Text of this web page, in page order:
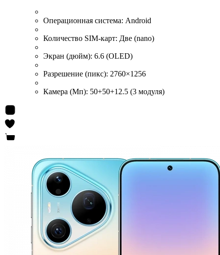
Операционная система: Android
Количество SIM-карт: Две (nano)
Экран (дюйм): 6.6 (OLED)
Разрешение (пикс): 2760×1256
Камера (Мп): 50+50+12.5 (3 модуля)